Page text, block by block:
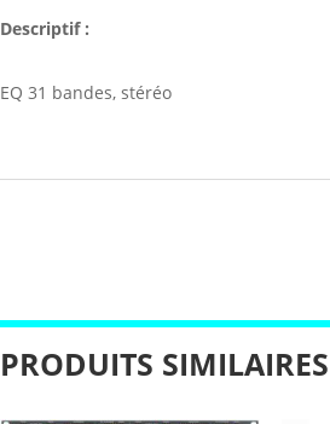
Descriptif :
EQ 31 bandes, stéréo
PRODUITS SIMILAIRES